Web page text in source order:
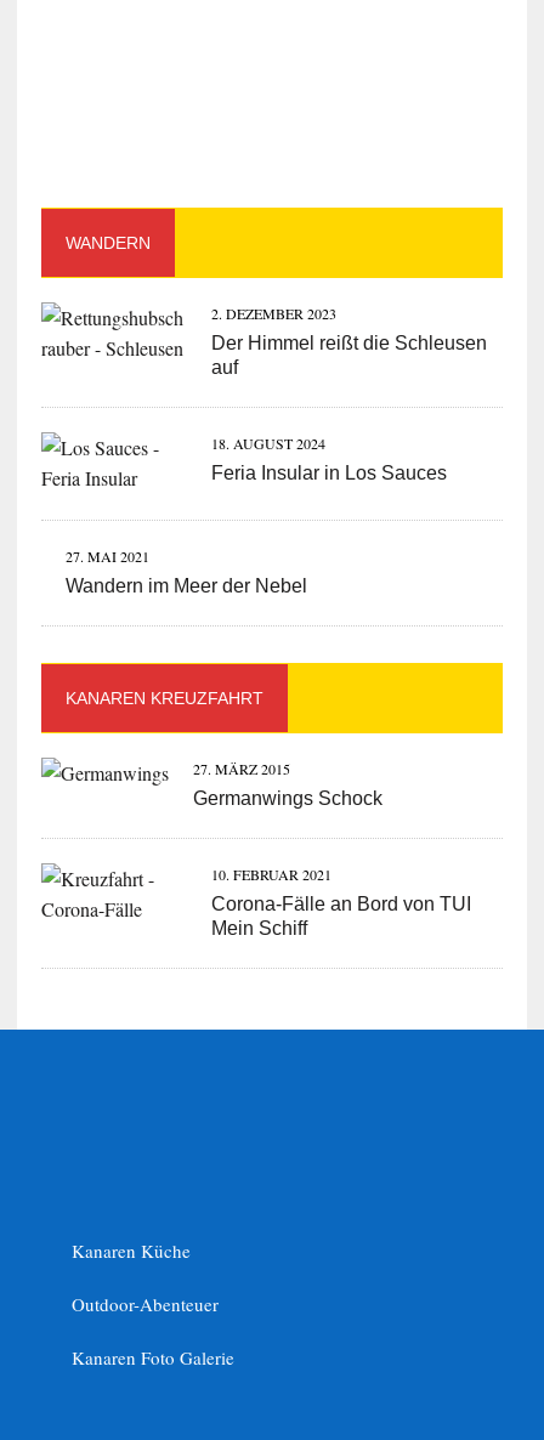
WANDERN
2. DEZEMBER 2023
Der Himmel reißt die Schleusen
auf
18. AUGUST 2024
Feria Insular in Los Sauces
27. MAI 2021
Wandern im Meer der Nebel
KANAREN KREUZFAHRT
27. MÄRZ 2015
Germanwings Schock
10. FEBRUAR 2021
Corona-Fälle an Bord von TUI
Mein Schiff
Kanaren Küche
Outdoor-Abenteuer
Kanaren Foto Galerie